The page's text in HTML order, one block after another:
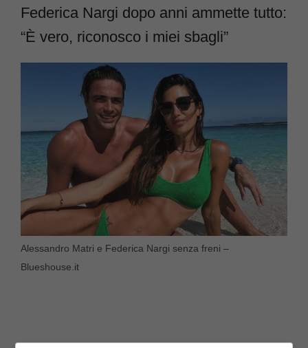
Federica Nargi dopo anni ammette tutto:
“È vero, riconosco i miei sbagli”
Alessandro Matri e Federica Nargi senza freni –
Blueshouse.it